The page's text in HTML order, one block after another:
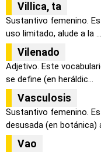
Villica, ta
Sustantivo femenino.
uso limitado, alude a la ...
Vilenado
Adjetivo. Este
se define (en heráldic...
Vasculosis
Sustantivo femenino.
desusada (en botánica)
Vao